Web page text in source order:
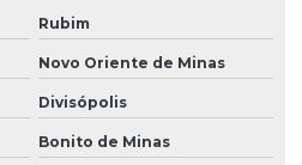
Rubim
Novo Oriente de Minas
Divisópolis
Bonito de Minas